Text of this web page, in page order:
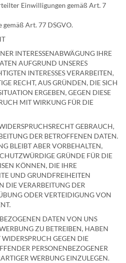
Einwilligungen gemäß Art. 7
gemäß Art. 77 DSGVO.
INTERESSENABWÄGUNG IHRE
AUFGRUND UNSERES
INTERESSES VERARBEITEN,
RECHT, AUS GRÜNDEN, DIE SICH
ERGEBEN, GEGEN DIESE
MIT WIRKUNG FÜR DIE
GEBRAUCH,
DER BETROFFENEN DATEN.
BLEIBT ABER VORBEHALTEN,
GRÜNDE FÜR DIE
KÖNNEN, DIE IHRE
UND GRUNDFREIHEITEN
DIE VERARBEITUNG DER
ODER VERTEIDIGUNG VON
DATEN VON UNS
ZU BETREIBEN, HABEN
WIDERSPRUCH GEGEN DIE
PERSONENBEZOGENER
WERBUNG EINZULEGEN.